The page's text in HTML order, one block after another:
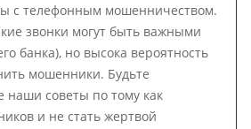
с телефонным мошенничеством.
звонки могут быть важными
банка), но высока вероятность
мошенники. Будьте
наши советы по тому как
и не стать жертвой